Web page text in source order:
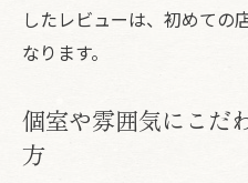
したレビューは、初めての
なります。
個室や雰囲気にこだ
方